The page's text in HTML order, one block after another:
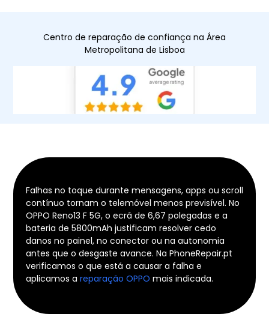
Centro de reparação de confiança na Área
Metropolitana de Lisboa
Falhas no toque durante mensagens, apps ou scroll
contínuo tornam o telemóvel menos previsível. No
OPPO Reno13 F 5G, o ecrã de 6,67 polegadas e a
bateria de 5800mAh justificam resolver cedo
danos no painel, no conector ou na autonomia
antes que o desgaste avance. Na PhoneRepair.pt
verificamos o que está a causar a falha e
aplicamos a reparação OPPO mais indicada.